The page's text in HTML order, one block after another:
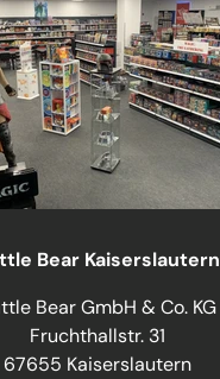
Bear Kaiserslautern
Bear GmbH & Co. KG
Fruchthallstr. 31
67655 Kaiserslautern